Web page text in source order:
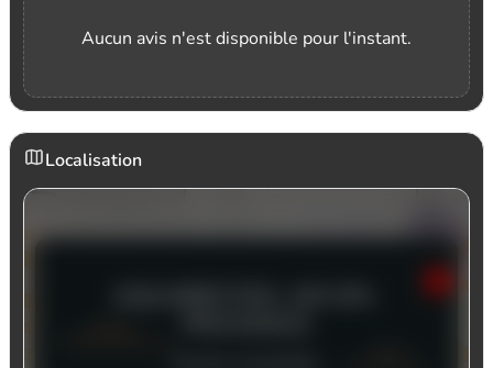
Aucun avis n'est disponible pour l'instant.
Localisation